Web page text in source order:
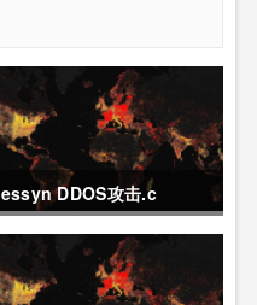
essyn DDOS攻击.c